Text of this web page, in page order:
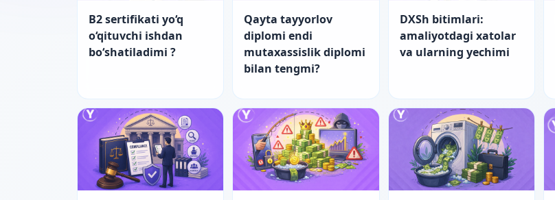
B2 sertifikati yo‘q
o‘qituvchi ishdan
bo‘shatiladimi ?
Qayta tayyorlov
diplomi endi
mutaxassislik diplomi
bilan tengmi?
DXSh bitimlari:
amaliyotdagi xatolar
va ularning yechimi